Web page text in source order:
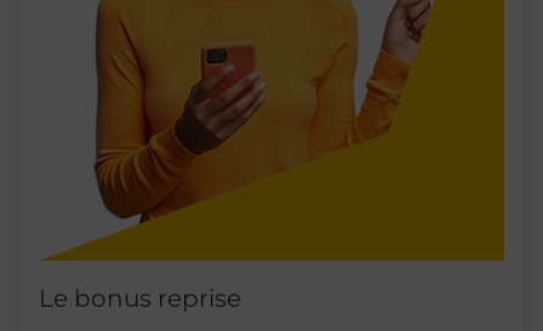
Le bonus reprise